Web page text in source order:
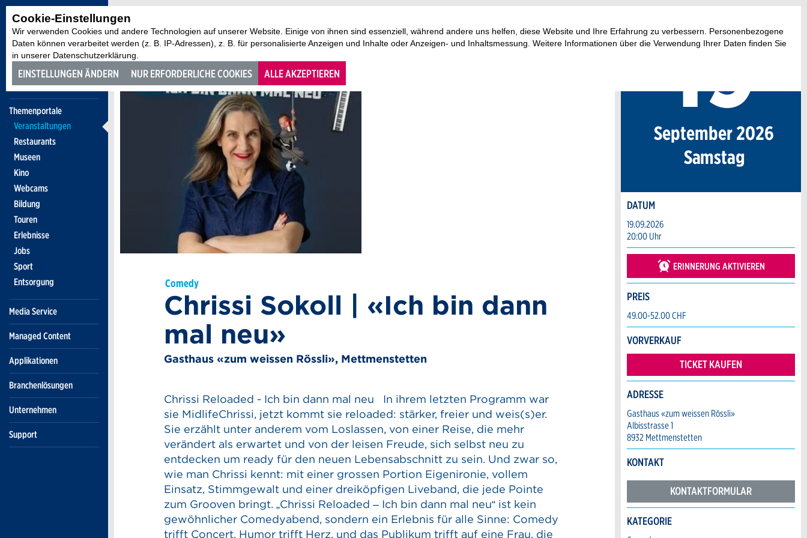
Cookie-Einstellungen
Wir verwenden Cookies und andere Technologien auf unserer Website. Einige von ihnen sind essenziell, während andere uns helfen, diese Website und Ihre Erfahrung zu verbessern. Personenbezogene
Daten können verarbeitet werden (z. B. IP-Adressen), z. B. für personalisierte Anzeigen und Inhalte oder Anzeigen- und Inhaltsmessung. Weitere Informationen über die Verwendung Ihrer Daten finden Sie
in unserer Datenschutzerklärung.
EINSTELLUNGEN ÄNDERN NUR ERFORDERLICHE COOKIES ALLE AKZEPTIEREN
Themenportale
Veranstaltungen
Restaurants
Museen
Kino
Webcams
Bildung
Touren
Erlebnisse
Jobs
Sport
Entsorgung
Media Service
Managed Content
Applikationen
Branchenlösungen
Unternehmen
Support
Comedy
Chrissi Sokoll | «Ich bin dann
mal neu»
Gasthaus «zum weissen Rössli», Mettmenstetten
Chrissi Reloaded - Ich bin dann mal neu In ihrem letzten Programm war
sie MidlifeChrissi, jetzt kommt sie reloaded: stärker, freier und weis(s)er.
Sie erzählt unter anderem vom Loslassen, von einer Reise, die mehr
verändert als erwartet und von der leisen Freude, sich selbst neu zu
entdecken um ready für den neuen Lebensabschnitt zu sein. Und zwar so,
wie man Chrissi kennt: mit einer grossen Portion Eigenironie, vollem
Einsatz, Stimmgewalt und einer dreiköpfigen Liveband, die jede Pointe
zum Grooven bringt. „Chrissi Reloaded – Ich bin dann mal neu“ ist kein
gewöhnlicher Comedyabend, sondern ein Erlebnis für alle Sinne: Comedy
trifft Concert, Humor trifft Herz, und das Publikum trifft auf eine Frau, die
Samstag
19
. September 2026
DATUM
19.09.2026
20:00 Uhr
ERINNERUNG AKTIVIEREN
PREIS
49.00-52.00 CHF
VORVERKAUF
TICKET KAUFEN
ADRESSE
Gasthaus «zum weissen Rössli»
Albisstrasse 1
8932 Mettmenstetten
KONTAKT
KONTAKTFORMULAR
KATEGORIE